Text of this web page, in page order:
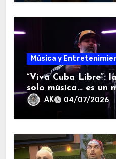
Música y
“Viva Cuba Libre”:
solo música… es un
se puede callar.
AK 04/07/2026